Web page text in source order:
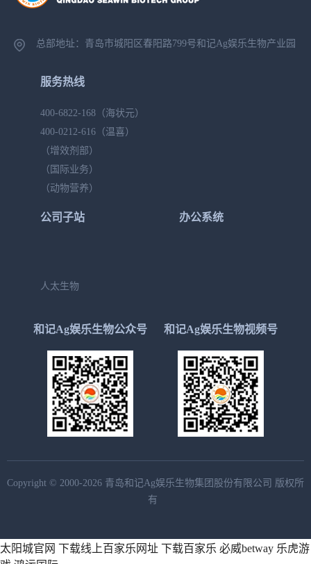
总部地址：青岛市城阳区春阳路799号和记Ag娱乐生物产业园
服务热线
400-6822-168 （海状元）
400-0212-616 （温喜）
（增效剂部）
（国际业务）
（动物营养）
公司子站
人太生物
办公系统
和记Ag娱乐生物视频号
和记Ag娱乐生物公众号
Copyright © 2000-2026 青岛和记Ag娱乐生物集团股份有限公司 版权所
有
太阳城官网 下载线上百家乐网址 下载百家乐 必威betway 乐虎游